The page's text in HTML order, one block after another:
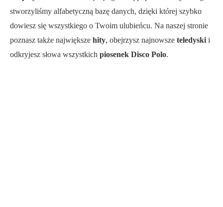
stworzyliśmy alfabetyczną bazę danych, dzięki której szybko
dowiesz się wszystkiego o Twoim ulubieńcu. Na naszej stronie
poznasz także największe hity, obejrzysz najnowsze teledyski i
odkryjesz słowa wszystkich piosenek Disco Polo.